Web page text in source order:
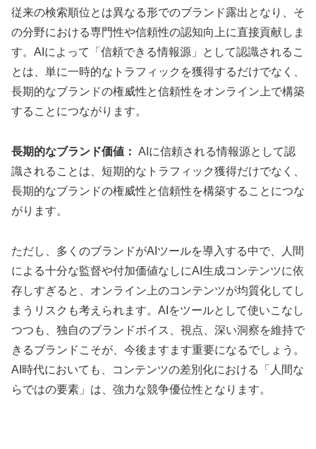
従来の検索順位とは異なる形でのブランド露出となり、そ
の分野における専門性や信頼性の認知向上に直接貢献しま
す。AIによって「信頼できる情報源」として認識されるこ
とは、単に一時的なトラフィックを獲得するだけでなく、
長期的なブランドの権威性と信頼性をオンライン上で構築
することにつながります。
長期的なブランド価値： AIに信頼される情報源として認
識されることは、短期的なトラフィック獲得だけでなく、
長期的なブランドの権威性と信頼性を構築することにつな
がります。
ただし、多くのブランドがAIツールを導入する中で、人間
による十分な監督や付加価値なしにAI生成コンテンツに依
存しすぎると、オンライン上のコンテンツが均質化してし
まうリスクも考えられます。AIをツールとして使いこなし
つつも、独自のブランドボイス、視点、深い洞察を維持で
きるブランドこそが、今後ますます重要になるでしょう。
AI時代においても、コンテンツの差別化における「人間な
らではの要素」は、強力な競争優位性となります。